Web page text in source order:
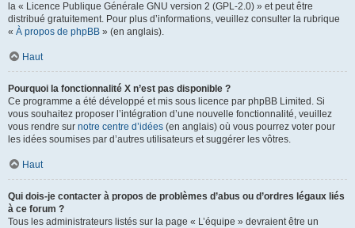
la « Licence Publique Générale GNU version 2 (GPL-2.0) » et peut être
distribué gratuitement. Pour plus d’informations, veuillez consulter la rubrique
« À propos de phpBB » (en anglais).
Haut
Pourquoi la fonctionnalité X n’est pas disponible ?
Ce programme a été développé et mis sous licence par phpBB Limited. Si
vous souhaitez proposer l’intégration d’une nouvelle fonctionnalité, veuillez
vous rendre sur notre centre d’idées (en anglais) où vous pourrez voter pour
les idées soumises par d’autres utilisateurs et suggérer les vôtres.
Haut
Qui dois-je contacter à propos de problèmes d’abus ou d’ordres légaux liés
à ce forum ?
Tous les administrateurs listés sur la page « L’équipe » devraient être un